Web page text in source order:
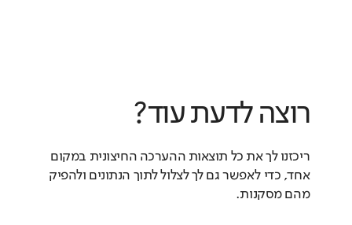
רוצה לדעת עוד?
ריכזנו לך את כל תוצאות ההערכה החיצונית במקום
אחד, כדי לאפשר גם לך לצלול לתוך הנתונים ולהפיק
מהם מסקנות.